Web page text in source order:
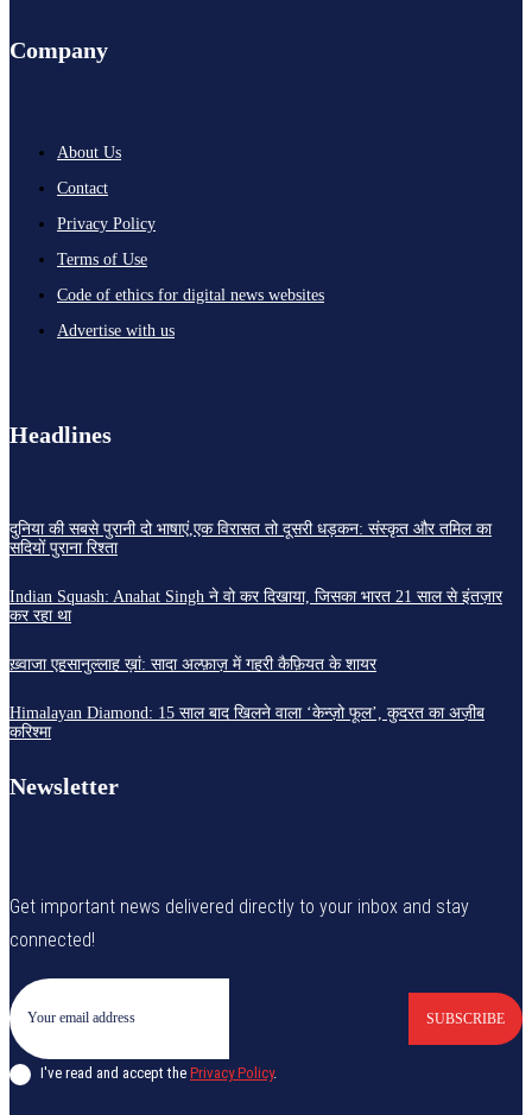
Company
About Us
Contact
Privacy Policy
Terms of Use
Code of ethics for digital news websites
Advertise with us
Headlines
दुनिया की सबसे पुरानी दो भाषाएं,एक विरासत तो दूसरी धड़कन: संस्कृत और तमिल का
सदियों पुराना रिश्ता
Indian Squash: Anahat Singh ने वो कर दिखाया, जिसका भारत 21 साल से इंतज़ार
कर रहा था
ख़्वाजा एहसानुल्लाह ख़ां: सादा अल्फ़ाज़ में गहरी कैफ़ियत के शायर
Himalayan Diamond: 15 साल बाद खिलने वाला ‘केन्ज़ो फूल’, कुदरत का अज़ीब
करिश्मा
Newsletter
Get important news delivered directly to your inbox and stay
connected!
SUBSCRIBE
I've read and accept the Privacy Policy.